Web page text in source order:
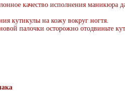
качество исполнения маникюра
кутикулы на кожу вокруг ногтя.
палочки осторожно отодвиньте